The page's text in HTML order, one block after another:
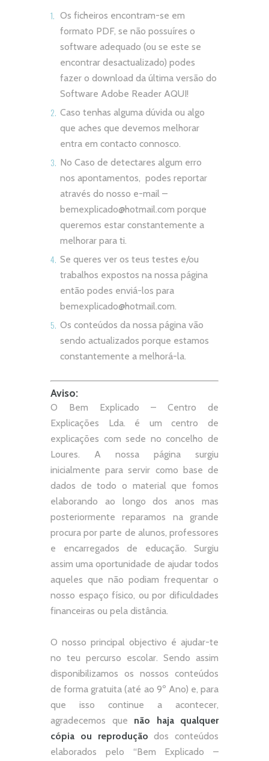
Os ficheiros encontram-se em
formato PDF, se não possuíres o
software adequado (ou se este se
encontrar desactualizado) podes
fazer o download da última versão do
Software Adobe Reader AQUI!
Caso tenhas alguma dúvida ou algo
que aches que devemos melhorar
entra em contacto connosco.
No Caso de detectares algum erro
nos apontamentos, podes reportar
através do nosso e-mail –
bemexplicado@hotmail.com porque
queremos estar constantemente a
melhorar para ti.
Se queres ver os teus testes e/ou
trabalhos expostos na nossa página
então podes enviá-los para
bemexplicado@hotmail.com.
Os conteúdos da nossa página vão
sendo actualizados porque estamos
constantemente a melhorá-la.
Aviso:
O Bem Explicado – Centro de
Explicações Lda. é um centro de
explicações com sede no concelho de
Loures. A nossa página surgiu
inicialmente para servir como base de
dados de todo o material que fomos
elaborando ao longo dos anos mas
posteriormente reparamos na grande
procura por parte de alunos, professores
e encarregados de educação. Surgiu
assim uma oportunidade de ajudar todos
aqueles que não podiam frequentar o
nosso espaço físico, ou por dificuldades
financeiras ou pela distância.
O nosso principal objectivo é ajudar-te
no teu percurso escolar. Sendo assim
disponibilizamos os nossos conteúdos
de forma gratuita (até ao 9º Ano) e, para
que isso continue a acontecer,
agradecemos que não
haja qualquer
cópia ou reprodução dos conteúdos
elaborados pelo “Bem Explicado –